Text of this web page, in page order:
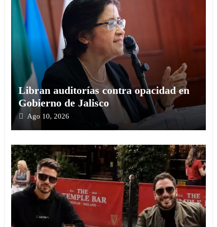
Libran auditorías contra opacidad en
Gobierno de Jalisco
Ago 10, 2026